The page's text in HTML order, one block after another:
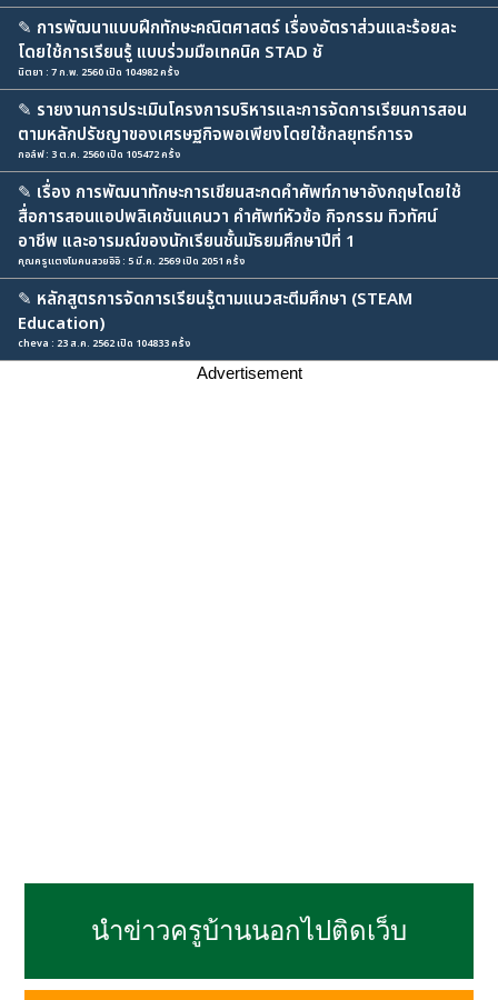
✎ การพัฒนาแบบฝึกทักษะคณิตศาสตร์ เรื่องอัตราส่วนและร้อยละ
โดยใช้การเรียนรู้ แบบร่วมมือเทคนิค STAD ชั
นิตยา : 7 ก.พ. 2560 เปิด 104982 ครั้ง
✎ รายงานการประเมินโครงการบริหารและการจัดการเรียนการสอน
ตามหลักปรัชญาของเศรษฐกิจพอเพียงโดยใช้กลยุทธ์การจ
กอล์ฟ : 3 ต.ค. 2560 เปิด 105472 ครั้ง
✎ เรื่อง การพัฒนาทักษะการเขียนสะกดคำศัพท์ภาษาอังกฤษโดยใช้
สื่อการสอนแอปพลิเคชันแคนวา คำศัพท์หัวข้อ กิจกรรม ทิวทัศน์
อาชีพ และอารมณ์ของนักเรียนชั้นมัธยมศึกษาปีที่ 1
คุณครูแตงโมคนสวยอิอิ : 5 มี.ค. 2569 เปิด 2051 ครั้ง
✎ หลักสูตรการจัดการเรียนรู้ตามแนวสะตีมศึกษา (STEAM
Education)
cheva : 23 ส.ค. 2562 เปิด 104833 ครั้ง
Advertisement
นำข่าวครูบ้านนอกไปติดเว็บ